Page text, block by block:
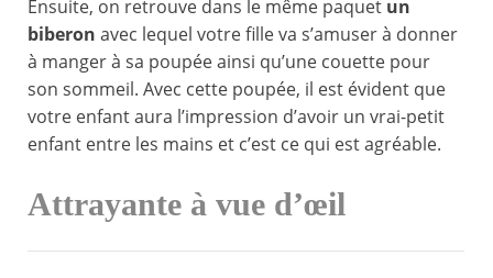
Ensuite, on retrouve dans le même paquet un
biberon avec lequel votre fille va s’amuser à donner
à manger à sa poupée ainsi qu’une couette pour
son sommeil. Avec cette poupée, il est évident que
votre enfant aura l’impression d’avoir un vrai-petit
enfant entre les mains et c’est ce qui est agréable.
Attrayante à vue d’œil